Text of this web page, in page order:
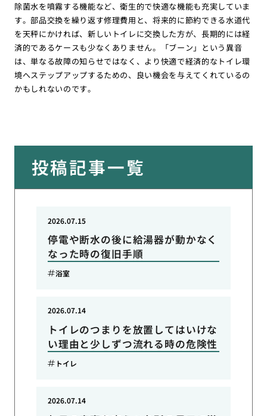
除菌水を噴霧する機能など、衛生的で快適な機能も充実していま
す。部品交換を繰り返す修理費用と、将来的に節約できる水道代
を天秤にかければ、新しいトイレに交換した方が、長期的には経
済的であるケースも少なくありません。「ブーン」という異音
は、単なる故障の知らせではなく、より快適で経済的なトイレ環
境へステップアップするための、良い機会を与えてくれているの
かもしれないのです。
投稿記事一覧
停電や断水の後に給湯器が動かなく
なった時の復旧手順
2026.07.15
浴室
トイレのつまりを放置してはいけな
い理由と少しずつ流れる時の危険性
2026.07.14
トイレ
2026.07.14